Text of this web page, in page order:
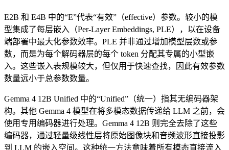
E2B 和 E4B 中的“E”代表“有效”（effective）参数。较小的模
型集成了每层嵌入（Per-Layer Embeddings, PLE），以在设备
端部署中最大化参数效率。PLE 并非通过增加模型层数或参
数，而是为每个解码器层的每个 token 分配其专属的小型嵌
入。这些嵌入表规模较大，但仅用于快速查找，因此有效参数
数量远小于总参数数量。
Gemma 4 12B Unified 中的“Unified”（统一）指其无编码器架
构。其他 Gemma 4 模型在将多模态数据传递给 LLM 之前，会
使用专用编码器进行处理。Gemma 4 12B 则完全去除了这些
编码器，通过轻量级线性层将原始图像块和音频波形直接投影
到 LLM 的嵌入空间。这种统一方法意味着所有模态直接流入